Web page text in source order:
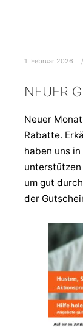
1. Februar 2026
NEUER
Neuer
Rabatte.
haben uns
unterstützen
um gut
der